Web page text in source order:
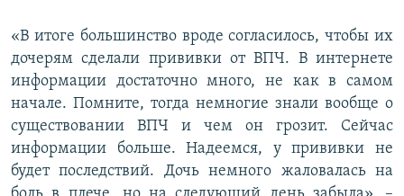
«В итоге большинство вроде согласилось, чтобы их
дочерям сделали прививки от ВПЧ. В интернете
информации достаточно много, не как в самом
начале. Помните, тогда немногие знали вообще о
существовании ВПЧ и чем он грозит. Сейчас
информации больше. Надеемся, у прививки не
будет последствий. Дочь немного жаловалась на